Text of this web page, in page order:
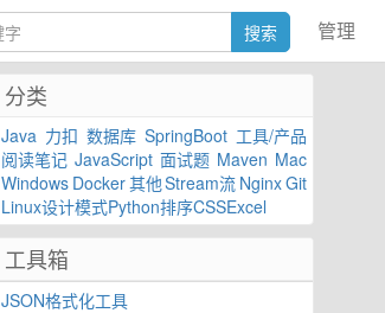
管理
分类
Java 力扣 数据库 SpringBoot 工具/产品
阅读笔记 JavaScript 面试题 Maven Mac
Windows Docker其他Stream流 NginxGit
Linux设计模式Python排序CSSExcel
工具箱
JSON格式化工具